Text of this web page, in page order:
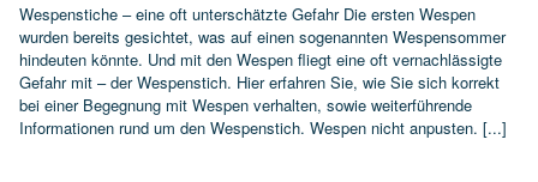
Wespenstiche – eine oft unterschätzte Gefahr Die ersten Wespen
wurden bereits gesichtet, was auf einen sogenannten Wespensommer
hindeuten könnte. Und mit den Wespen fliegt eine oft vernachlässigte
Gefahr mit – der Wespenstich. Hier erfahren Sie, wie Sie sich korrekt
bei einer Begegnung mit Wespen verhalten, sowie weiterführende
Informationen rund um den Wespenstich. Wespen nicht anpusten. [...]